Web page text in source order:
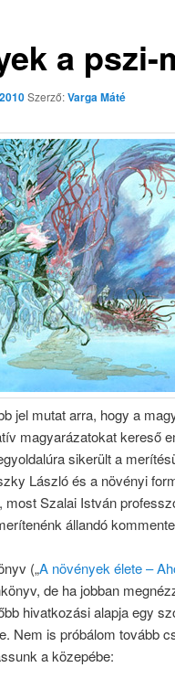
a pszi-
Szerző:Varga Máté
jel mutat arra, hogy a
magyarázatokat kereső
sikerült a
László és a növényi
most Szalai István
állandó
(„A növények élete –
de ha jobban
hivatkozási alapja egy
Nem is próbálom tovább
a közepébe: